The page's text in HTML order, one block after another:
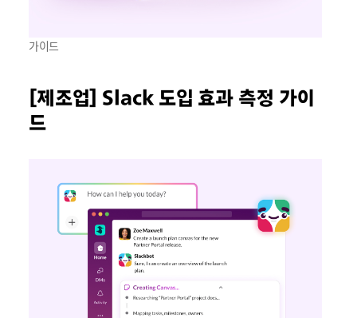
가이드
[제조업] Slack 도입 효과 측정 가이
드